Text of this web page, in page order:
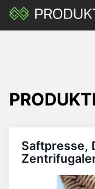
Skip
main
Saftpresse,